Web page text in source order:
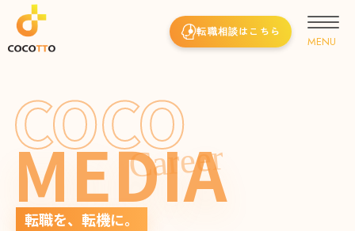
転職相談はこちら
COCO
Career
MEDIA
転職を、転機に。